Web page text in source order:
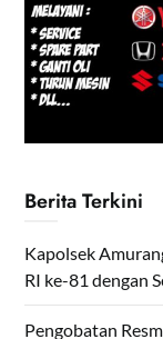
Berita Terkini
Kapolsek
RI ke-81 dengan
Pengobatan